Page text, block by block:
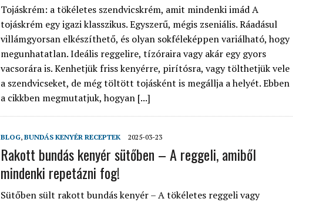
Tojáskrém: a tökéletes szendvicskrém, amit mindenki imád A
tojáskrém egy igazi klasszikus. Egyszerű, mégis zseniális. Ráadásul
villámgyorsan elkészíthető, és olyan sokféleképpen variálható, hogy
megunhatatlan. Ideális reggelire, tízóraira vagy akár egy gyors
vacsorára is. Kenhetjük friss kenyérre, pirítósra, vagy tölthetjük vele
a szendvicseket, de még töltött tojásként is megállja a helyét. Ebben
a cikkben megmutatjuk, hogyan [...]
BLOG, BUNDÁS KENYÉR RECEPTEK 2025-03-23
Rakott bundás kenyér sütőben – A reggeli, amiből
mindenki repetázni fog!
Sütőben sült rakott bundás kenyér – A tökéletes reggeli vagy